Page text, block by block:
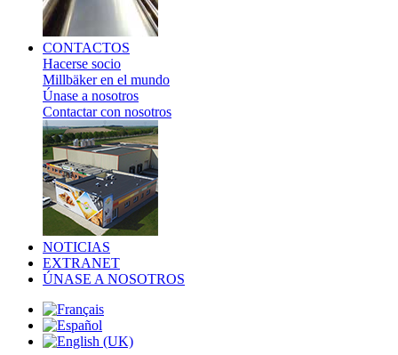
CONTACTOS
Hacerse socio
Millbäker en el mundo
Únase a nosotros
Contactar con nosotros
NOTICIAS
EXTRANET
ÚNASE A NOSOTROS